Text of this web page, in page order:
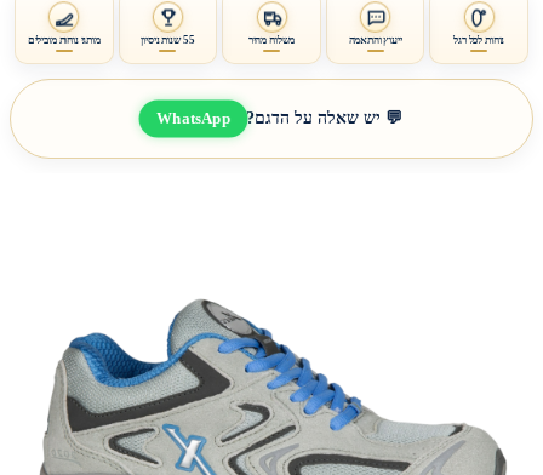
נוחות לכל רגל ייעוץ והתאמה משלוח מהיר 55 שנות ניסיון מותגי נוחות מובילים
💬 יש שאלה על הדגם? WhatsApp